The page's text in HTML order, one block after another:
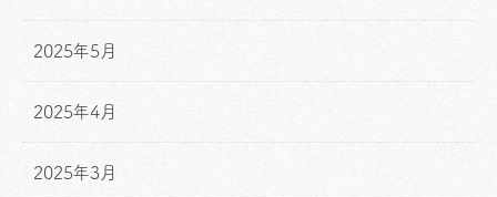
2025年5月
2025年4月
2025年3月